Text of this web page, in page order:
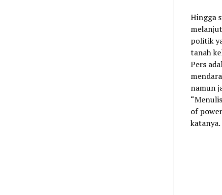
Hingga
politik
tanah
Pers
namun
of
katanya.